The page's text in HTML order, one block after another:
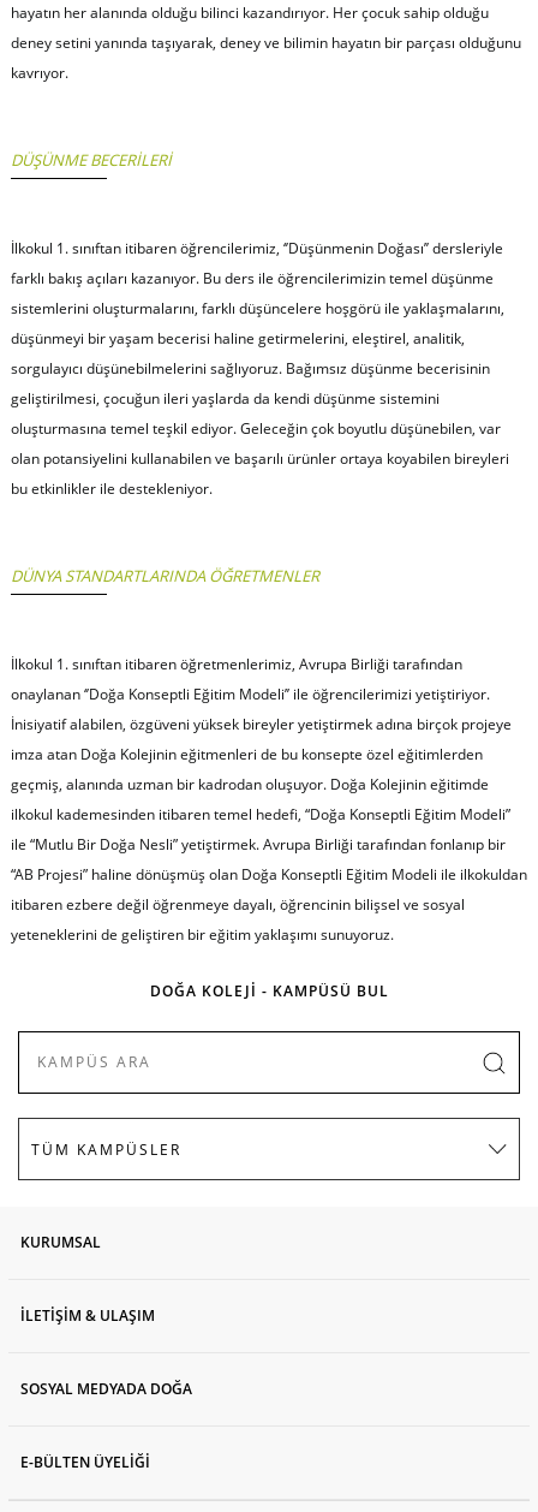
hayatın her alanında olduğu bilinci kazandırıyor. Her çocuk sahip olduğu
deney setini yanında taşıyarak, deney ve bilimin hayatın bir parçası olduğunu
kavrıyor.
DÜŞÜNME BECERİLERİ
İlkokul 1. sınıftan itibaren öğrencilerimiz, ‘’Düşünmenin Doğası’’ dersleriyle
farklı bakış açıları kazanıyor. Bu ders ile öğrencilerimizin temel düşünme
sistemlerini oluşturmalarını, farklı düşüncelere hoşgörü ile yaklaşmalarını,
düşünmeyi bir yaşam becerisi haline getirmelerini, eleştirel, analitik,
sorgulayıcı düşünebilmelerini sağlıyoruz. Bağımsız düşünme becerisinin
geliştirilmesi, çocuğun ileri yaşlarda da kendi düşünme sistemini
oluşturmasına temel teşkil ediyor. Geleceğin çok boyutlu düşünebilen, var
olan potansiyelini kullanabilen ve başarılı ürünler ortaya koyabilen bireyleri
bu etkinlikler ile destekleniyor.
DÜNYA STANDARTLARINDA ÖĞRETMENLER
İlkokul 1. sınıftan itibaren öğretmenlerimiz, Avrupa Birliği tarafından
onaylanan ‘’Doğa Konseptli Eğitim Modeli’’ ile öğrencilerimizi yetiştiriyor.
İnisiyatif alabilen, özgüveni yüksek bireyler yetiştirmek adına birçok projeye
imza atan Doğa Kolejinin eğitmenleri de bu konsepte özel eğitimlerden
geçmiş, alanında uzman bir kadrodan oluşuyor. Doğa Kolejinin eğitimde
ilkokul kademesinden itibaren temel hedefi, “Doğa Konseptli Eğitim Modeli”
ile “Mutlu Bir Doğa Nesli” yetiştirmek. Avrupa Birliği tarafından fonlanıp bir
“AB Projesi” haline dönüşmüş olan Doğa Konseptli Eğitim Modeli ile ilkokuldan
itibaren ezbere değil öğrenmeye dayalı, öğrencinin bilişsel ve sosyal
yeteneklerini de geliştiren bir eğitim yaklaşımı sunuyoruz.
DOĞA KOLEJİ - KAMPÜSÜ BUL
KURUMSAL
İLETİŞİM & ULAŞIM
SOSYAL MEDYADA DOĞA
E-BÜLTEN ÜYELİĞİ